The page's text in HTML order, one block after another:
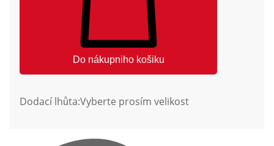
Do nákupniho košiku
Dodací lhůta:Vyberte prosím velikost